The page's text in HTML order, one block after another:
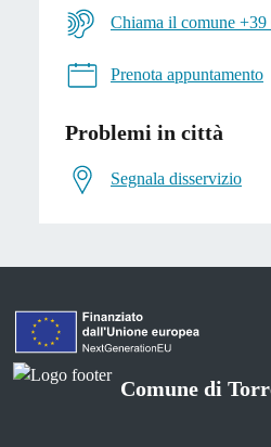
Chiama il comune
Prenota appuntamento
Problemi in città
Segnala disservizio
Comune di